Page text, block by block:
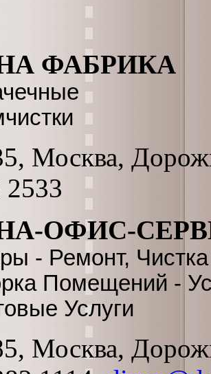
ФАБРИКА
Москва,
2533
ОФИС-
- Ремонт, Чистка
Помещений -
Услуги
Москва,